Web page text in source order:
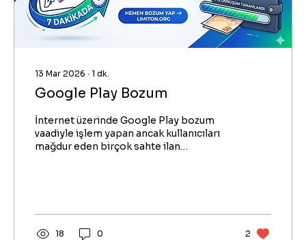
13 Mar 2026 ∙ 1 dk.
Google Play Bozum
İnternet üzerinde Google Play bozum
vaadiyle işlem yapan ancak kullanıcıları
mağdur eden birçok sahte ilan
riskleri ortadan kaldırır.
18 0 2